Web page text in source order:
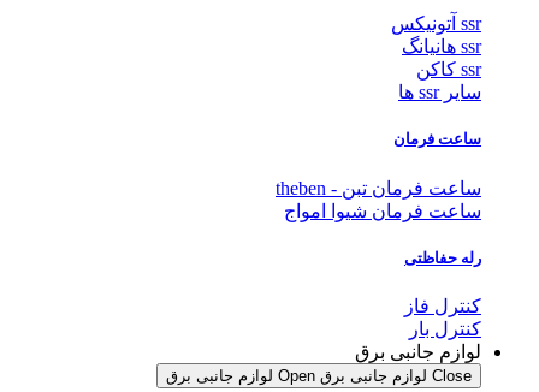
ssr آتونیکس
ssr هانیانگ
ssr کاکن
سایر ssr ها
ساعت فرمان
ساعت فرمان تبن - theben
ساعت فرمان شیوا امواج
رله حفاظتی
کنترل فاز
کنترل بار
لوازم جانبی برق
Close لوازم جانبی برق Open لوازم جانبی برق